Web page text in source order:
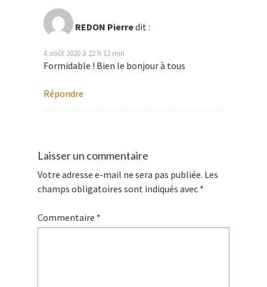
REDON Pierredit :
4 août 2020 à 22 h 12 min
Formidable ! Bien le bonjour à tous
Répondre
Laisser un commentaire
Votre adresse e-mail ne sera pas publiée. Les
champs obligatoires sont indiqués avec *
Commentaire *